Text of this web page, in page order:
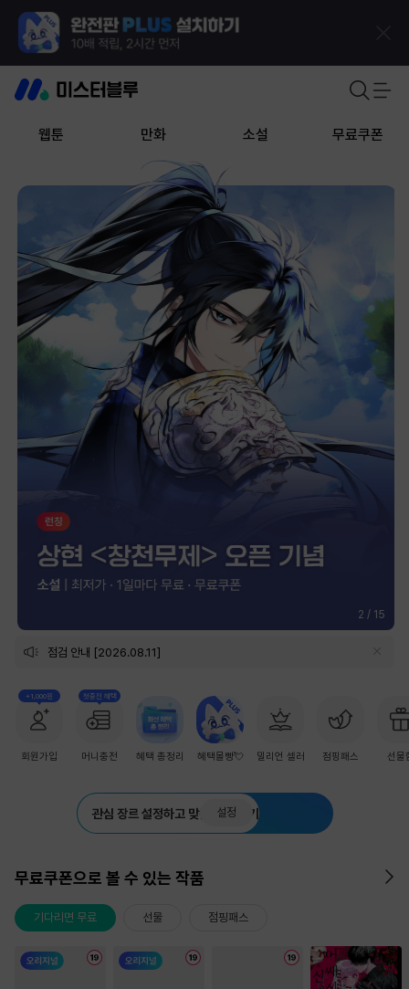
웹툰 만화 소설 무료쿠폰
2 / 15
점검 안내 [2026.08.11]
+1,000원
회원가입
첫충전 혜택
머니충전 혜택 총정리 혜택몰빵💘 밀리언 셀러 점핑패스 선물
관심 장르 설정하고 맞춤 추천 받기
설정
무료쿠폰으로 볼 수 있는 작품
기다리면 무료 선물 점핑패스